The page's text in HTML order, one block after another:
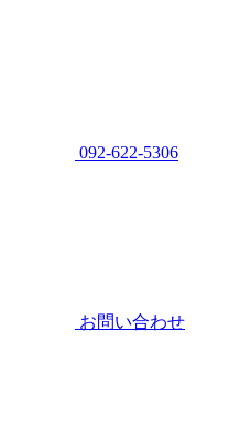
092-622-5306
お問い合わせ